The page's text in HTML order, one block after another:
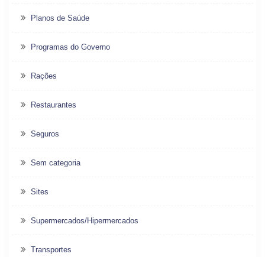
Planos de Saúde
Programas do Governo
Rações
Restaurantes
Seguros
Sem categoria
Sites
Supermercados/Hipermercados
Transportes